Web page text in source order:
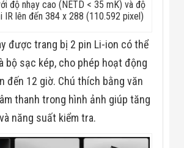
độ nhạy cao (NETD < 35 mK) và độ
IR lên đến 384 x 288 (110.592 pixel)
được trang bị 2 pin Li-ion có thể
bộ sạc kép, cho phép hoạt động
đến 12 giờ. Chú thích bằng văn
thanh trong hình ảnh giúp tăng
năng suất kiểm tra.